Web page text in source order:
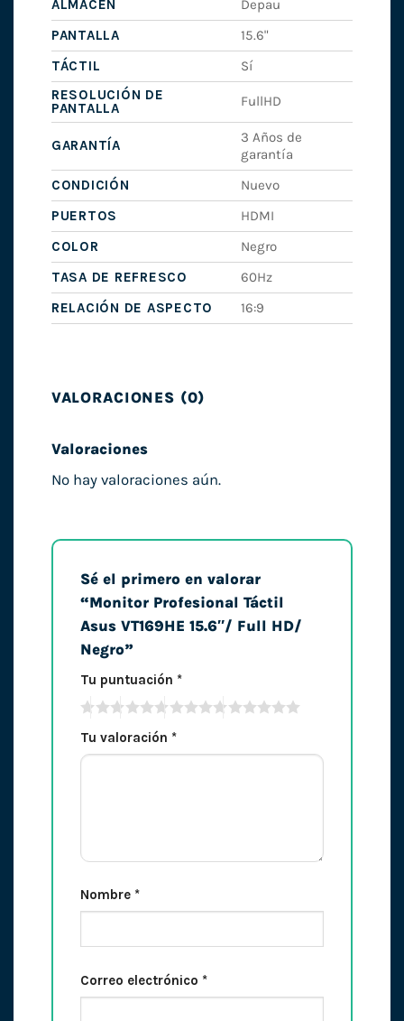
ALMACEN
Depau
PANTALLA
15.6"
TÁCTIL
Sí
RESOLUCIÓN DE
PANTALLA
FullHD
GARANTÍA
3 Años de
garantía
CONDICIÓN
Nuevo
PUERTOS
HDMI
COLOR
Negro
TASA DE REFRESCO
60Hz
RELACIÓN DE ASPECTO
16:9
VALORACIONES (0)
Valoraciones
No hay valoraciones aún.
Sé el primero en valorar
“Monitor Profesional Táctil
Asus VT169HE 15.6″/ Full HD/
Negro”
Tu puntuación *
Tu valoración *
Nombre *
Correo electrónico *